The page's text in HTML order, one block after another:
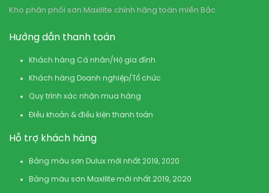
Kho phân phối sơn Maxilite chính hãng toàn miền Bắc
Hướng dẫn thanh toán
Khách hàng Cá nhân/Hộ gia đình
Khách hàng Doanh nghiệp/Tổ chức
Quy trình xác nhận mua hàng
Điều khoản & điều kiện thanh toán
Hỗ trợ khách hàng
Bảng màu sơn Dulux mới nhất 2019, 2020
Bảng màu sơn Maxilite mới nhất 2019, 2020